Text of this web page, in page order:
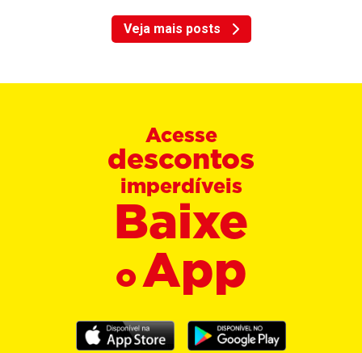
Veja mais posts
Acesse
descontos
imperdíveis
Baixe
oApp